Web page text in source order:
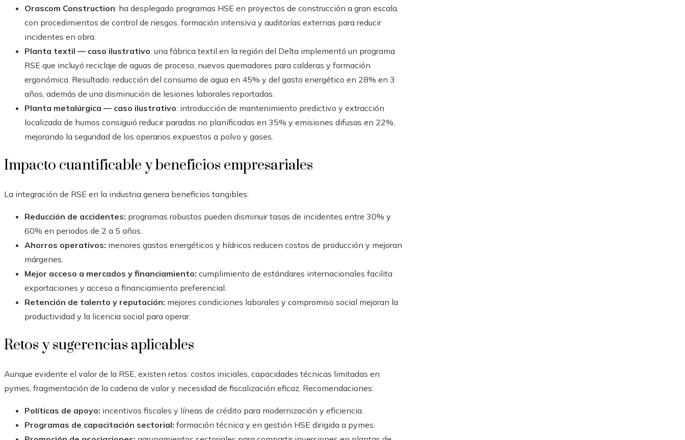
Orascom Construction: ha desplegado programas HSE en proyectos de construcción a gran escala,
con procedimientos de control de riesgos, formación intensiva y auditorías externas para reducir
incidentes en obra.
Planta textil — caso ilustrativo: una fábrica textil en la región del Delta implementó un programa
RSE que incluyó reciclaje de aguas de proceso, nuevos quemadores para calderas y formación
ergonómica. Resultado: reducción del consumo de agua en 45% y del gasto energético en 28% en 3
años, además de una disminución de lesiones laborales reportadas.
Planta metalúrgica — caso ilustrativo: introducción de mantenimiento predictivo y extracción
localizada de humos consiguió reducir paradas no planificadas en 35% y emisiones difusas en 22%,
mejorando la seguridad de los operarios expuestos a polvo y gases.
Impacto cuantificable y beneficios empresariales
La integración de RSE en la industria genera beneficios tangibles:
Reducción de accidentes: programas robustos pueden disminuir tasas de incidentes entre 30% y
60% en periodos de 2 a 5 años.
Ahorros operativos: menores gastos energéticos y hídricos reducen costos de producción y mejoran
márgenes.
Mejor acceso a mercados y financiamiento: cumplimiento de estándares internacionales facilita
exportaciones y acceso a financiamiento preferencial.
Retención de talento y reputación: mejores condiciones laborales y compromiso social mejoran la
productividad y la licencia social para operar.
Retos y sugerencias aplicables
Aunque evidente el valor de la RSE, existen retos: costos iniciales, capacidades técnicas limitadas en
pymes, fragmentación de la cadena de valor y necesidad de fiscalización eficaz. Recomendaciones:
Políticas de apoyo: incentivos fiscales y líneas de crédito para modernización y eficiencia.
Programas de capacitación sectorial: formación técnica y en gestión HSE dirigida a pymes.